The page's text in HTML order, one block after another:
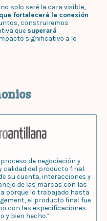
solo seré la cara visible,
fortalecerá la conexión
construiremos
que superará
significativo a lo
de negociación y
calidad del producto final.
su cuenta, interacciones y
de las marcas con las
porque lo trabajado hasta
el producto final fue
con las especificaciones
y bien hecho.”